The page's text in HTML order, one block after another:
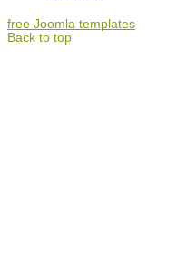
free Joomla templates
Back to top